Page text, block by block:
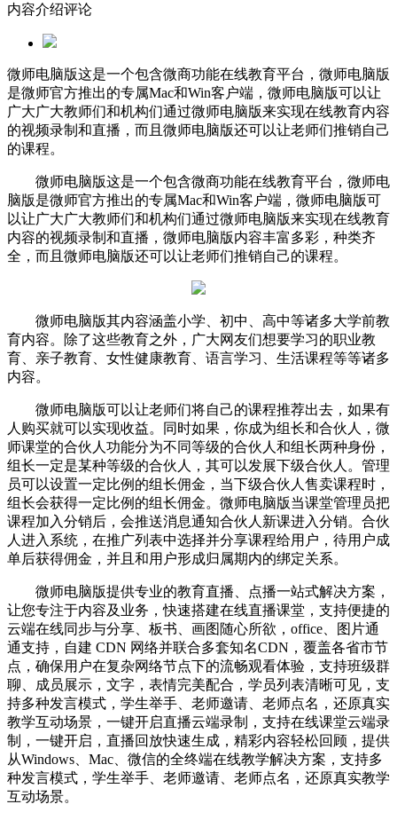
内容介绍评论
微师电脑版这是一个包含微商功能在线教育平台，微师电脑版
是微师官方推出的专属Mac和Win客户端，微师电脑版可以让
广大广大教师们和机构们通过微师电脑版来实现在线教育内容
的视频录制和直播，而且微师电脑版还可以让老师们推销自己
的课程。
微师电脑版这是一个包含微商功能在线教育平台，微师电
脑版是微师官方推出的专属Mac和Win客户端，微师电脑版可
以让广大广大教师们和机构们通过微师电脑版来实现在线教育
内容的视频录制和直播，微师电脑版内容丰富多彩，种类齐
全，而且微师电脑版还可以让老师们推销自己的课程。
微师电脑版其内容涵盖小学、初中、高中等诸多大学前教
育内容。除了这些教育之外，广大网友们想要学习的职业教
育、亲子教育、女性健康教育、语言学习、生活课程等等诸多
内容。
微师电脑版可以让老师们将自己的课程推荐出去，如果有
人购买就可以实现收益。同时如果，你成为组长和合伙人，微
师课堂的合伙人功能分为不同等级的合伙人和组长两种身份，
组长一定是某种等级的合伙人，其可以发展下级合伙人。管理
员可以设置一定比例的组长佣金，当下级合伙人售卖课程时，
组长会获得一定比例的组长佣金。微师电脑版当课堂管理员把
课程加入分销后，会推送消息通知合伙人新课进入分销。合伙
人进入系统，在推广列表中选择并分享课程给用户，待用户成
单后获得佣金，并且和用户形成归属期内的绑定关系。
微师电脑版提供专业的教育直播、点播一站式解决方案，
让您专注于内容及业务，快速搭建在线直播课堂，支持便捷的
云端在线同步与分享、板书、画图随心所欲，office、图片通
通支持，自建 CDN 网络并联合多套知名CDN，覆盖各省市节
点，确保用户在复杂网络节点下的流畅观看体验，支持班级群
聊、成员展示，文字，表情完美配合，学员列表清晰可见，支
持多种发言模式，学生举手、老师邀请、老师点名，还原真实
教学互动场景，一键开启直播云端录制，支持在线课堂云端录
制，一键开启，直播回放快速生成，精彩内容轻松回顾，提供
从Windows、Mac、微信的全终端在线教学解决方案，支持多
种发言模式，学生举手、老师邀请、老师点名，还原真实教学
互动场景。